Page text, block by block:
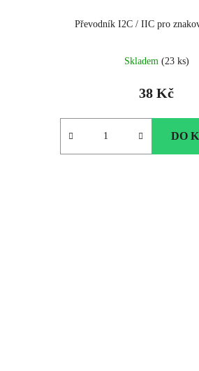
Převodník I2C / IIC pro
Skladem (23 ks)
38 Kč
DO